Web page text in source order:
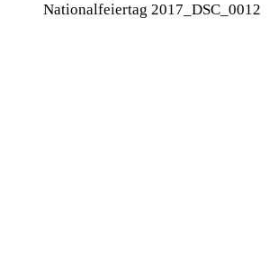
Nationalfeiertag 2017_DSC_0012